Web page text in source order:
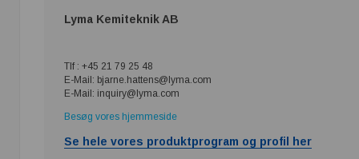
Lyma Kemiteknik AB
Tlf : +45 21 79 25 48
E-Mail: bjarne.hattens@lyma.com
E-Mail: inquiry@lyma.com
Besøg vores hjemmeside
Se hele vores produktprogram og profil her